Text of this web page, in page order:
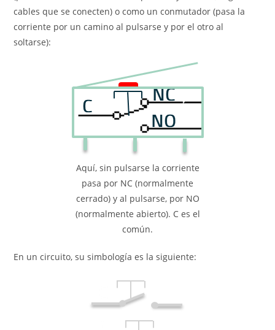
cables que se conecten) o como un conmutador (pasa la
corriente por un camino al pulsarse y por el otro al
soltarse):
Aquí, sin pulsarse la corriente
pasa por NC (normalmente
cerrado) y al pulsarse, por NO
(normalmente abierto). C es el
común.
En un circuito, su simbología es la siguiente: